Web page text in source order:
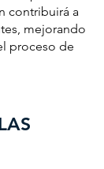
contribuirá a
mejorando
proceso de